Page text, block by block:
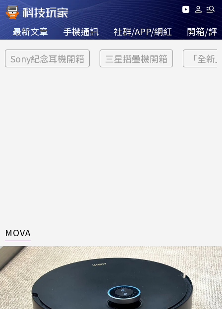
最新文章 手機通訊 社群/APP/網紅 開箱/評
Sony紀念耳機開箱 三星摺疊機開箱 「全新
MOVA